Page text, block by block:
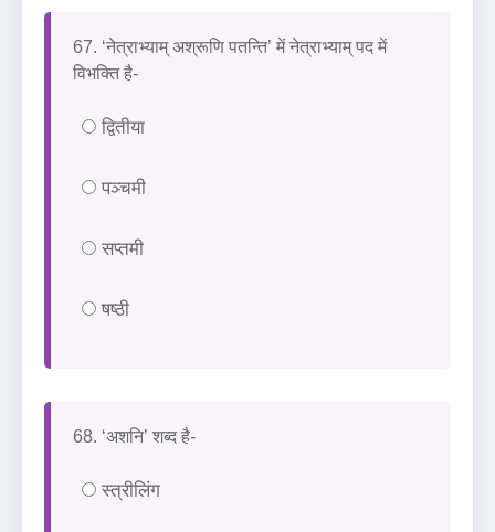
67. ‘नेत्राभ्याम् अश्रूणि पतन्ति’ में नेत्राभ्याम् पद में
विभक्ति है-
द्वितीया
पञ्चमी
सप्तमी
षष्ठी
68. ‘अशनि’ शब्द है-
स्त्रीलिंग